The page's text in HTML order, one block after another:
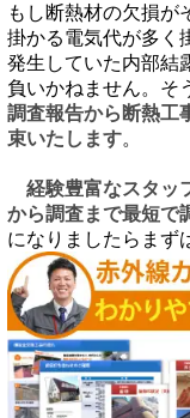
もし断熱材の欠損が
掛かる電気代が多く
発生していた内部結
負いかねません。そ
調査報告から断熱工
束いたします。
経験豊富なスタッ
から調査まで最短で
になりましたらまず